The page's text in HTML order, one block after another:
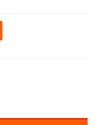
100 TỜ - VÀNG